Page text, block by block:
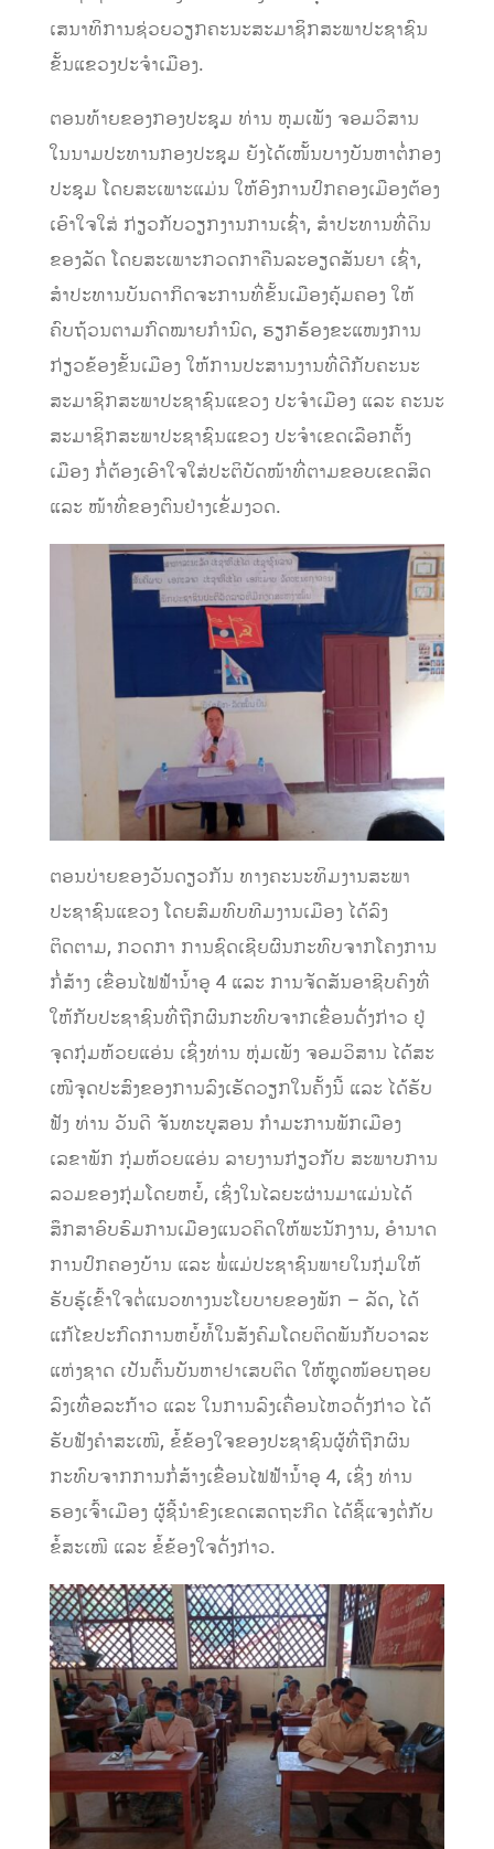
ເສນາທິການຊ່ວຍວຽກຄະນະສະມາຊິກສະພາປະຊາຊົນ
ຂັ້ນແຂວງປະຈຳເມືອງ.
ຕອນທ້າຍຂອງກອງປະຊຸມ ທ່ານ ຫຸມເພັງ ຈອມວິສານ
ໃນນາມປະທານກອງປະຊຸມ ຍັງໄດ້ເໜັ້ນບາງບັນຫາຕໍ່ກອງ
ປະຊຸມ ໂດຍສະເພາະແມ່ນ ໃຫ້ອົງການປົກຄອງເມືອງຕ້ອງ
ເອົາໃຈໃສ່ ກ່ຽວກັບວຽກງານການເຊົ່າ, ສໍາປະທານທີ່ດິນ
ຂອງລັດ ໂດຍສະເພາະກວດກາຄືນລະອຽດສັນຍາ ເຊົ່າ,
ສໍາປະທານບັນດາກິດຈະການທີ່ຂັ້ນເມືອງຄຸ້ມຄອງ ໃຫ້
ຄົບຖ້ວນຕາມກົດໝາຍກຳນົດ, ຮຽກຮ້ອງຂະແໜງການ
ກ່ຽວຂ້ອງຂັ້ນເມືອງ ໃຫ້ການປະສານງານທີ່ດີກັບຄະນະ
ສະມາຊິກສະພາປະຊາຊົນແຂວງ ປະຈໍາເມືອງ ແລະ ຄະນະ
ສະມາຊິກສະພາປະຊາຊົນແຂວງ ປະຈໍາເຂດເລືອກຕັ້ງ
ເມືອງ ກໍ່ຕ້ອງເອົາໃຈໃສ່ປະຕິບັດໜ້າທີ່ຕາມຂອບເຂດສິດ
ແລະ ໜ້າທີ່ຂອງຕົນຢ່າງເຂັ່ມງວດ.
ຕອນບ່າຍຂອງວັນດຽວກັນ ທາງຄະນະທິມງານສະພາ
ປະຊາຊົນແຂວງ ໂດຍສົມທົບທີມງານເມືອງ ໄດ້ລົງ
ຕິດຕາມ, ກວດກາ ການຊົດເຊີຍຜົນກະທົບຈາກໂຄງການ
ກໍ່ສ້າງ ເຂື່ອນໄຟຟ້ານໍ້າອູ 4 ແລະ ການຈັດສັນອາຊີບຄົງທີ່
ໃຫ້ກັບປະຊາຊົນທີ່ຖືກຜົນກະທົບຈາກເຂື່ອນດັ່ງກ່າວ ຢູ່
ຈຸດກຸ່ມຫ້ວຍແອ່ນ ເຊິ່ງທ່ານ ຫຸ່ມເພັງ ຈອມວິສານ ໄດ້ສະ
ເໜີຈຸດປະສົງຂອງການລົງເຮັດວຽກໃນຄັ້ງນີ້ ແລະ ໄດ້ຮັບ
ຟັງ ທ່ານ ວັນດີ ຈັນທະບູສອນ ກຳມະການພັກເມືອງ
ເລຂາພັກ ກຸ່ມຫ້ວຍແອ່ນ ລາຍງານກ່ຽວກັບ ສະພາບການ
ລວມຂອງກຸ່ມໂດຍຫຍໍ້, ເຊິ່ງໃນໄລຍະຜ່ານມາແມ່ນໄດ້
ສຶກສາອົບຮົມການເມືອງແນວຄິດໃຫ້ພະນັກງານ, ອຳນາດ
ການປົກຄອງບ້ານ ແລະ ພໍ່ແມ່ປະຊາຊົນພາຍໃນກຸ່ມໃຫ້
ຮັບຮູ້ເຂົ້າໃຈຕໍ່ແນວທາງນະໂຍບາຍຂອງພັກ – ລັດ, ໄດ້
ແກ້ໄຂປະກົດການຫຍໍ້ທໍ້ໃນສັງຄົມໂດຍຕິດພັນກັບວາລະ
ແຫ່ງຊາດ ເປັນຕົ້ນບັນຫາຢາເສບຕິດ ໃຫ້ຫຼຸດໜ້ອຍຖອຍ
ລົງເທື່ອລະກ້າວ ແລະ ໃນການລົງເຄື່ອນໄຫວດັ່ງກ່າວ ໄດ້
ຮັບຟັງຄໍາສະເໜີ, ຂໍ້ຂ້ອງໃຈຂອງປະຊາຊົນຜູ້ທີ່ຖືກຜົນ
ກະທົບຈາກການກໍ່ສ້າງເຂື່ອນໄຟຟ້ານໍ້າອູ 4, ເຊິ່ງ ທ່ານ
ຮອງເຈົ້າເມືອງ ຜູ້ຊີ້ນຳຂົງເຂດເສດຖະກິດ ໄດ້ຊີ້ແຈງຕໍ່ກັບ
ຂໍ້ສະເໜີ ແລະ ຂໍ້ຂ້ອງໃຈດັ່ງກ່າວ.